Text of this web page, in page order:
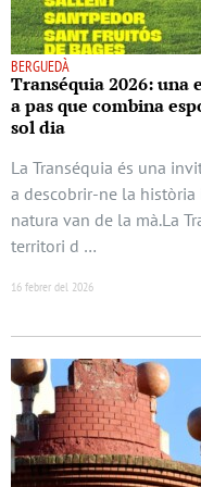
BERGUEDÀ
Transéquia 2026: una
a pas que combina
sol dia
La Transéquia és una
a descobrir-ne la història
natura van de la mà.La
territori d …
16 febrer del 2026